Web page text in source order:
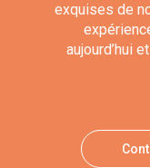
exquises de
aujourd’hui